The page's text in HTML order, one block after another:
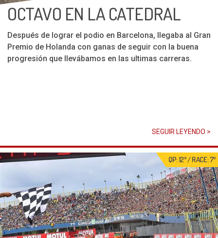
OCTAVO EN LA CATEDRAL
Después de lograr el podio en Barcelona, llegaba al Gran
Premio de Holanda con ganas de seguir con la buena
progresión que llevábamos en las ultimas carreras.
SEGUIR LEYENDO >
QP: 12º / RACE: 7º